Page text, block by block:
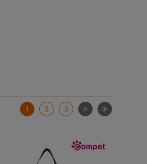
1 2 3 次 最後